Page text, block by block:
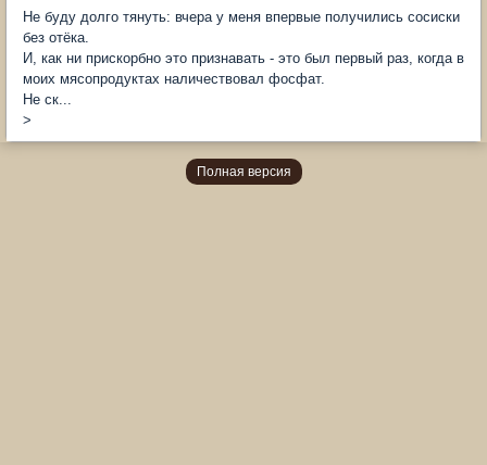
Не буду долго тянуть: вчера у меня впервые получились сосиски
без отёка.
И, как ни прискорбно это признавать - это был первый раз, когда в
моих мясопродуктах наличествовал фосфат.
Не ск...
>
Полная версия